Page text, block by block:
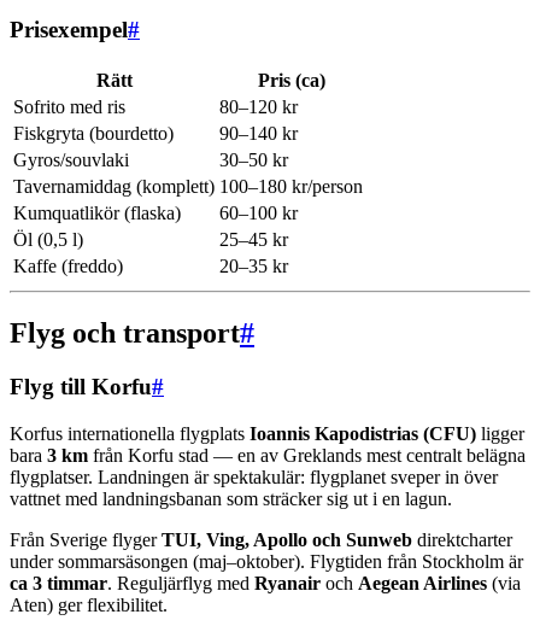
Prisexempel#
Rätt
Pris (ca)
Sofrito med ris
80–120 kr
Fiskgryta (bourdetto)
90–140 kr
Gyros/souvlaki
30–50 kr
Tavernamiddag (komplett) 100–180 kr/person
Kumquatlikör (flaska)
60–100 kr
Öl (0,5 l)
25–45 kr
Kaffe (freddo)
20–35 kr
Flyg och transport#
Flyg till Korfu#
Korfus internationella flygplats Ioannis Kapodistrias (CFU) ligger
bara 3 km från Korfu stad — en av Greklands mest centralt belägna
flygplatser. Landningen är spektakulär: flygplanet sveper in över
vattnet med landningsbanan som sträcker sig ut i en lagun.
Från Sverige flygerTUI, Ving, Apollo och Sunweb direktcharter
under sommarsäsongen (maj–oktober). Flygtiden från Stockholm är
ca 3 timmar. Reguljärflyg med Ryanair och Aegean Airlines (via
Aten) ger flexibilitet.